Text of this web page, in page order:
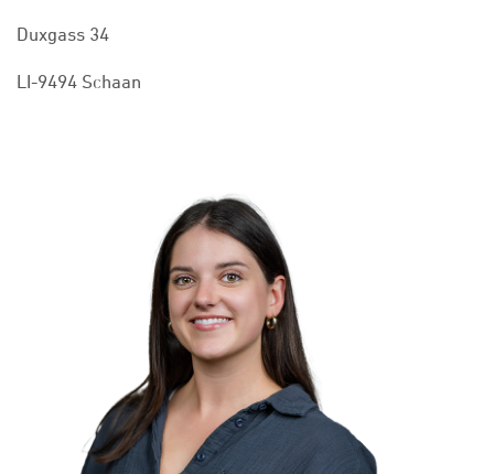
Duxgass 34
LI-9494 Schaan